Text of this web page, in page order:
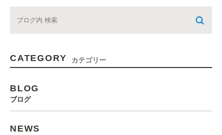
CATEGORY カテゴリー
BLOG
ブログ
NEWS